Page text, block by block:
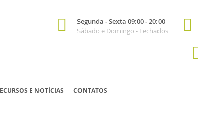
Segunda - Sexta 09:00 - 20:00
Sábado e Domingo - Fechados
E NOTÍCIAS CONTATOS